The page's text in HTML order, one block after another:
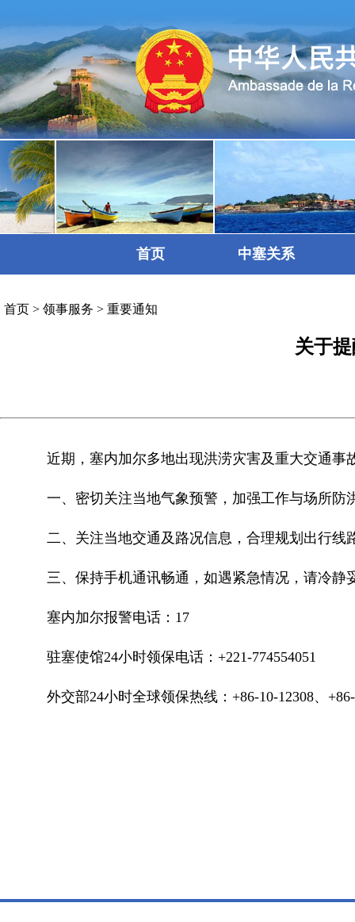
首页 中塞关系
首页 > 领事服务 > 重要通知
关于
近期，塞内加尔多地出现洪涝灾害及重大交通
一、密切关注当地气象预警，加强工作与场所
二、关注当地交通及路况信息，合理规划出行
三、保持手机通讯畅通，如遇紧急情况，请冷
塞内加尔报警电话：17
驻塞使馆24小时领保电话：+221-774554051
外交部24小时全球领保热线：